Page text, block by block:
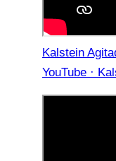
Kalstein
YouTube ·